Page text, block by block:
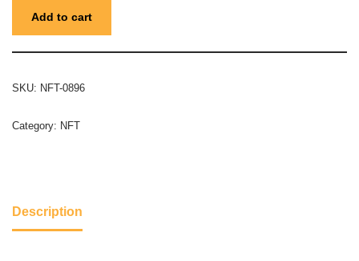
Add to cart
SKU: NFT-0896
Category: NFT
Description